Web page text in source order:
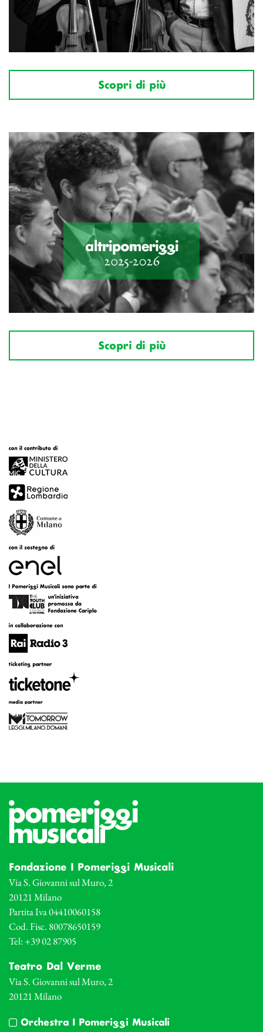
Scopri di più
Scopri di più
Fondazione I Pomeriggi Musicali
Via S. Giovanni sul Muro, 2
20121 Milano
Partita Iva 04410060158
Cod. Fisc. 80078650159
Tel: +39 02 87905
Teatro Dal Verme
Via S. Giovanni sul Muro, 2
20121 Milano
Orchestra I Pomeriggi Musicali